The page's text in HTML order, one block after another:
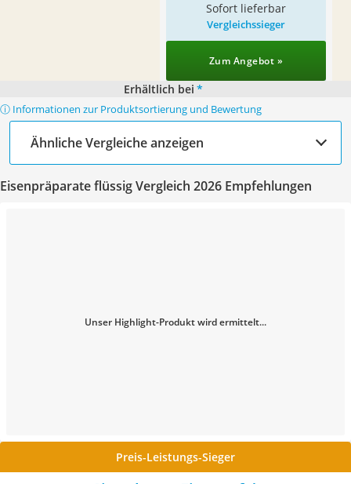
Sofort lieferbar
Vergleichssieger
Zum Angebot »
Erhältlich bei *
ⓘ Informationen zur Produktsortierung und Bewertung
Ähnliche Vergleiche anzeigen
Eisenpräparate flüssig Vergleich 2026 Empfehlungen
Unser Highlight-Produkt wird ermittelt...
Preis-Leistungs-Sieger